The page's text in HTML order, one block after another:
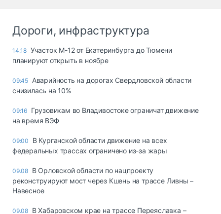
Дороги, инфраструктура
14:18 Участок М-12 от Екатеринбурга до Тюмени
планируют открыть в ноябре
09:45 Аварийность на дорогах Свердловской области
снизилась на 10%
09:16 Грузовикам во Владивостоке ограничат движение
на время ВЭФ
09:00
В Курганской области движение на всех
федеральных трассах ограничено из-за жары
09.08 В Орловской области по нацпроекту
реконструируют мост через Кшень на трассе Ливны –
Навесное
09.08 В Хабаровском крае на трассе Переяславка –